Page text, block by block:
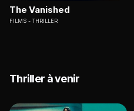
The Vanished
FILMS THRILLER
Thriller à venir